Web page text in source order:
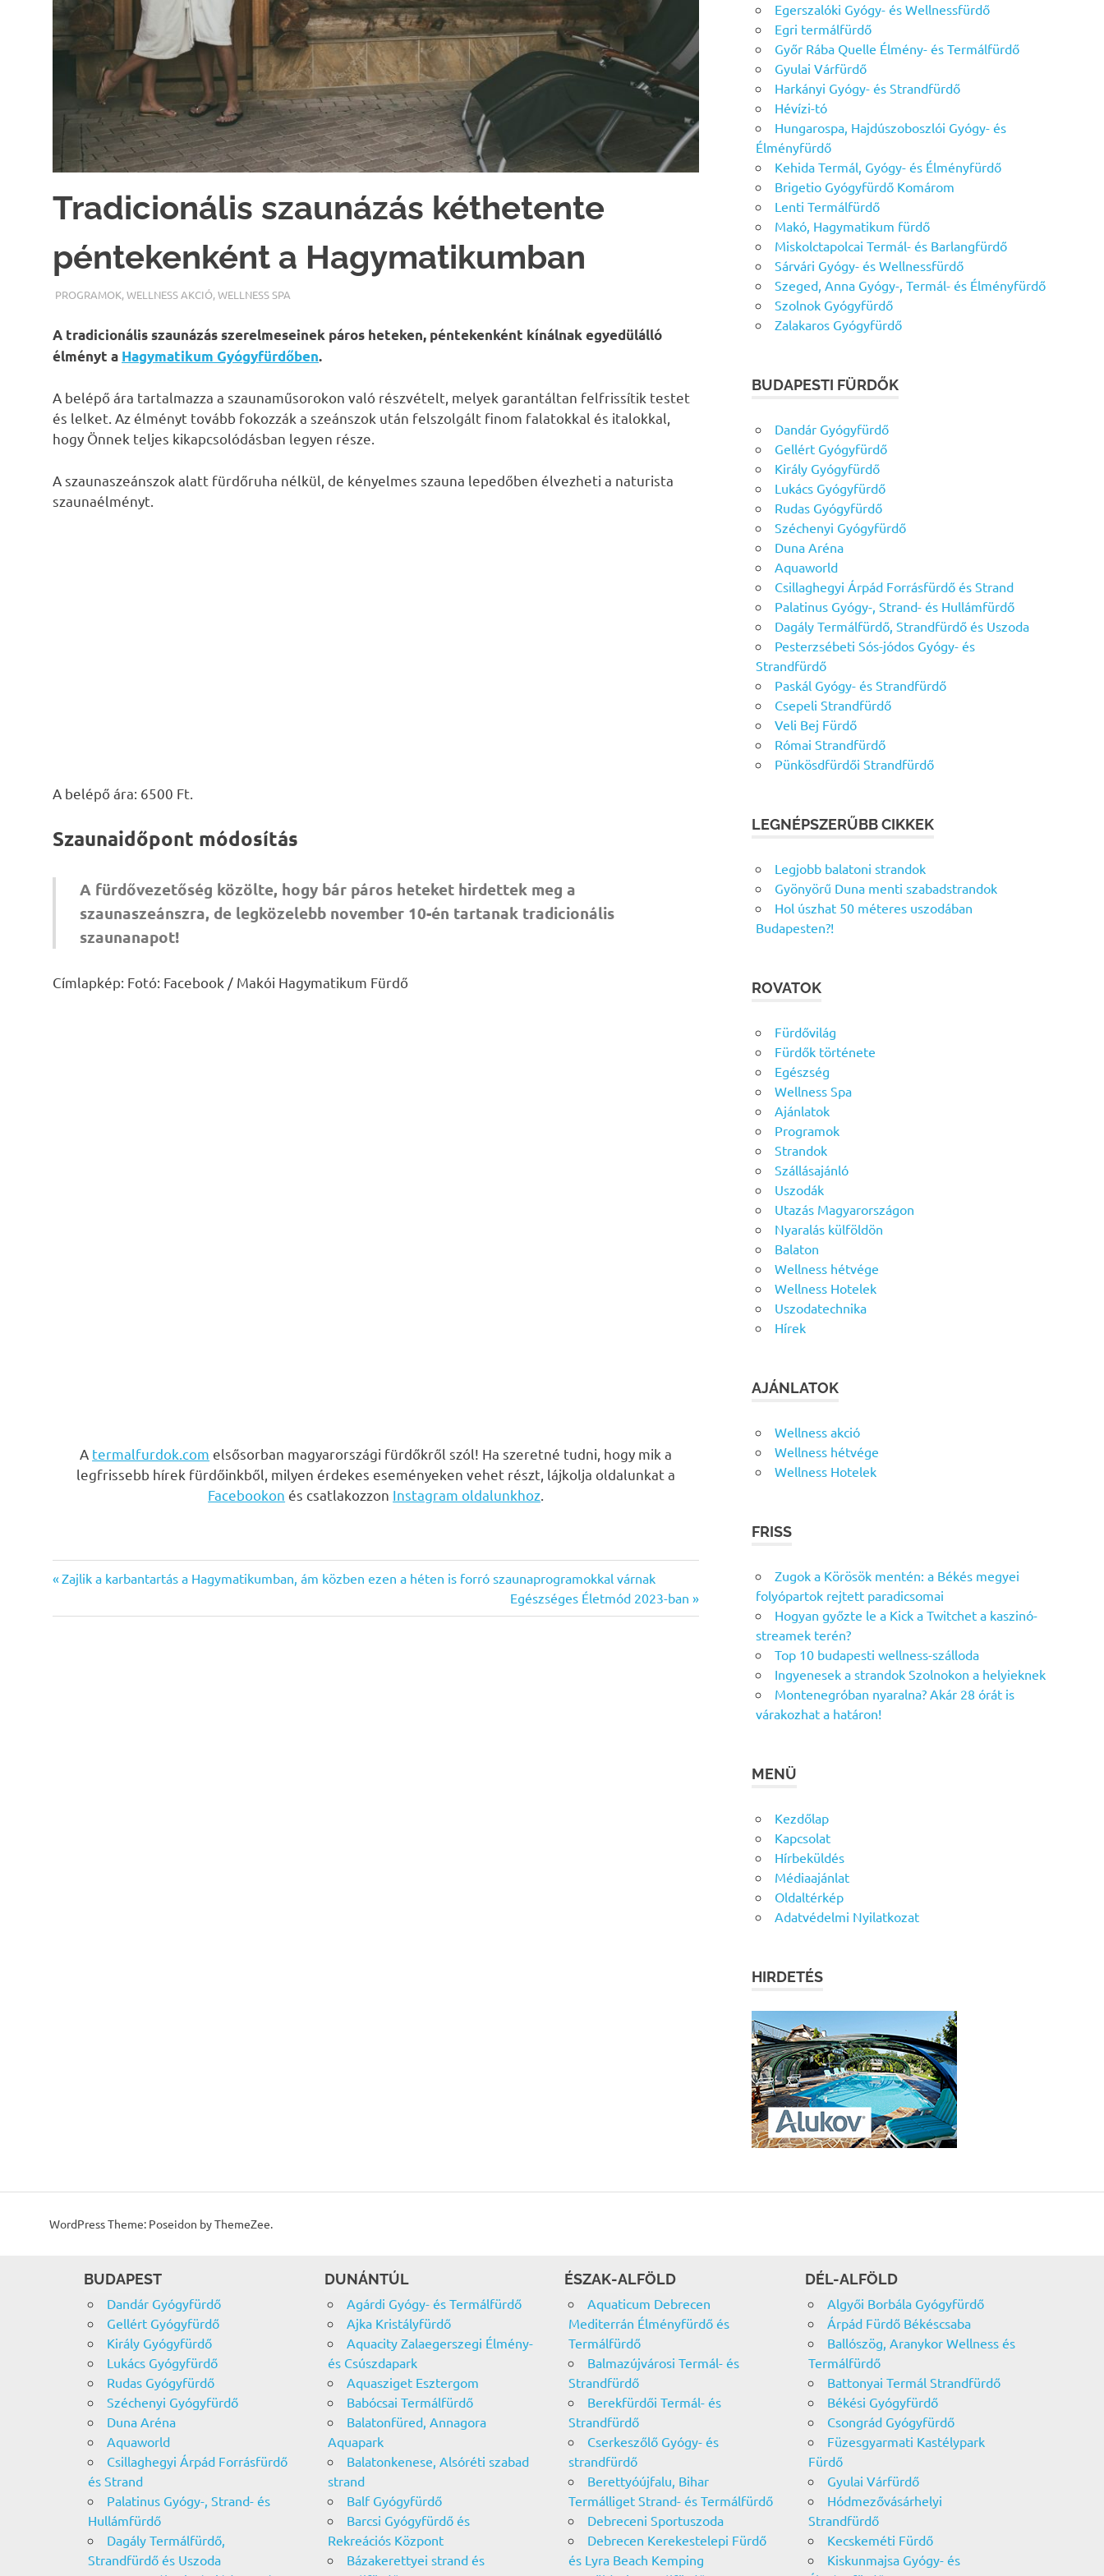
Tradicionális szaunázás kéthetente
péntekenként a Hagymatikumban
TERMALFURDOK.COM
PROGRAMOK,WELLNESS AKCIÓ,WELLNESS SPA
A tradicionális szaunázás szerelmeseinek páros heteken, péntekenként kínálnak egyedülálló
élményt a Hagymatikum Gyógyfürdőben.
A belépő ára tartalmazza a szaunaműsorokon való részvételt, melyek garantáltan felfrissítik testet
és lelket. Az élményt tovább fokozzák a szeánszok után felszolgált finom falatokkal és italokkal,
hogy Önnek teljes kikapcsolódásban legyen része.
A szaunaszeánszok alatt fürdőruha nélkül, de kényelmes szauna lepedőben élvezheti a naturista
szaunaélményt.
A belépő ára: 6500 Ft.
Szaunaidőpont módosítás
A fürdővezetőség közölte, hogy bár páros heteket hirdettek meg a
szaunaszeánszra, de legközelebb november 10-én tartanak tradicionális
szaunanapot!
Címlapkép: Fotó: Facebook / Makói Hagymatikum Fürdő
A termalfurdok.com elsősorban magyarországi fürdőkről szól! Ha szeretné tudni, hogy mik a
legfrissebb hírek fürdőinkből, milyen érdekes eseményeken vehet részt, lájkolja oldalunkat a
Facebookon és csatlakozzon Instagram oldalunkhoz
Bejegyzés
navigáció
Previous
Zajlik a karbantartás a Hagymatikumban, ám közben ezen a héten is forró szaunaprogramokkal várnak
Next
Post:
Egészséges Életmód 2023-ban
Egerszalóki Gyógy- és Wellnessfürdő
Egri termálfürdő
Győr Rába Quelle Élmény- és Termálfürdő
Gyulai Várfürdő
Harkányi Gyógy- és Strandfürdő
Hévízi-tó
Hungarospa, Hajdúszoboszlói Gyógy- és
Élményfürdő
Kehida Termál, Gyógy- és Élményfürdő
Brigetio Gyógyfürdő Komárom
Lenti Termálfürdő
Makó, Hagymatikum fürdő
Miskolctapolcai Termál- és Barlangfürdő
Sárvári Gyógy- és Wellnessfürdő
Szeged, Anna Gyógy-, Termál- és Élményfürdő
Szolnok Gyógyfürdő
Zalakaros Gyógyfürdő
BUDAPESTI FÜRDŐK
Dandár Gyógyfürdő
Gellért Gyógyfürdő
Király Gyógyfürdő
Lukács Gyógyfürdő
Rudas Gyógyfürdő
Széchenyi Gyógyfürdő
Duna Aréna
Aquaworld
Csillaghegyi Árpád Forrásfürdő és Strand
Palatinus Gyógy-, Strand- és Hullámfürdő
Dagály Termálfürdő, Strandfürdő és Uszoda
Pesterzsébeti Sós-jódos Gyógy- és
Strandfürdő
Paskál Gyógy- és Strandfürdő
Csepeli Strandfürdő
Veli Bej Fürdő
Római Strandfürdő
Pünkösdfürdői Strandfürdő
LEGNÉPSZERŰBB CIKKEK
Legjobb balatoni strandok
Gyönyörű Duna menti szabadstrandok
Hol úszhat 50 méteres uszodában
Budapesten?!
ROVATOK
Fürdővilág
Fürdők története
Egészség
Wellness Spa
Ajánlatok
Programok
Strandok
Szállásajánló
Uszodák
Utazás Magyarországon
Nyaralás külföldön
Balaton
Wellness hétvége
Wellness Hotelek
Uszodatechnika
Hírek
AJÁNLATOK
Wellness akció
Wellness hétvége
Wellness Hotelek
FRISS
Zugok a Körösök mentén: a Békés megyei
folyópartok rejtett paradicsomai
Hogyan győzte le a Kick a Twitchet a kaszinó-
streamek terén?
Top 10 budapesti wellness-szálloda
Ingyenesek a strandok Szolnokon a helyieknek
Montenegróban nyaralna? Akár 28 órát is
várakozhat a határon!
MENÜ
Kezdőlap
Kapcsolat
Hírbeküldés
Médiaajánlat
Oldaltérkép
Adatvédelmi Nyilatkozat
HIRDETÉS
WordPress Theme: Poseidon by ThemeZee.
BUDAPEST
Dandár Gyógyfürdő
Gellért Gyógyfürdő
Király Gyógyfürdő
Lukács Gyógyfürdő
Rudas Gyógyfürdő
Széchenyi Gyógyfürdő
Duna Aréna
Aquaworld
Csillaghegyi Árpád Forrásfürdő
és Strand
Palatinus Gyógy-, Strand- és
Hullámfürdő
Dagály Termálfürdő,
Strandfürdő és Uszoda
DUNÁNTÚL
Agárdi Gyógy- és Termálfürdő
Ajka Kristályfürdő
Aquacity Zalaegerszegi Élmény-
és Csúszdapark
Aquasziget Esztergom
Babócsai Termálfürdő
Balatonfüred, Annagora
Aquapark
Balatonkenese, Alsóréti szabad
strand
Balf Gyógyfürdő
Barcsi Gyógyfürdő és
Rekreációs Központ
Bázakerettyei strand és
ÉSZAK-ALFÖLD
Aquaticum Debrecen
Mediterrán Élményfürdő és
Termálfürdő
Balmazújvárosi Termál- és
Strandfürdő
Berekfürdői Termál- és
Strandfürdő
Cserkeszőlő Gyógy- és
strandfürdő
Berettyóújfalu, Bihar
Termálliget Strand- és Termálfürdő
Debreceni Sportuszoda
Debrecen Kerekestelepi Fürdő
és Lyra Beach Kemping
DÉL-ALFÖLD
Algyői Borbála Gyógyfürdő
Árpád Fürdő Békéscsaba
Ballószög, Aranykor Wellness és
Termálfürdő
Battonyai Termál Strandfürdő
Békési Gyógyfürdő
Csongrád Gyógyfürdő
Füzesgyarmati Kastélypark
Fürdő
Gyulai Várfürdő
Hódmezővásárhelyi
Strandfürdő
Kecskeméti Fürdő
Kiskunmajsa Gyógy- és